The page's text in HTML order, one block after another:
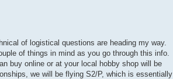
of logistical questions are heading my way.
of things in mind as you go through this info.
buy online or at your local hobby shop will be
we will be flying S2/P, which is essentially